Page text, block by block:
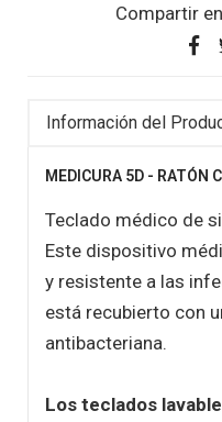
Compartir
Información del
MEDICURA 5D - RATÓN
Teclado médico de
Este dispositivo
y resistente a las
está recubierto con
antibacteriana.
Los teclados